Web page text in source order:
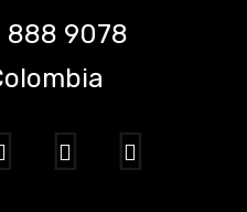
888 9078